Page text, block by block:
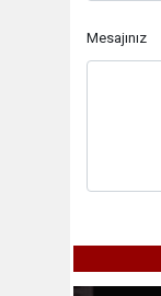
Mesajınız